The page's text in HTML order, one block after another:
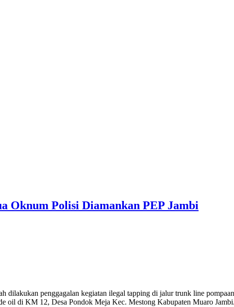
Oknum Polisi Diamankan PEP Jambi
dilakukan penggagalan kegiatan ilegal tapping di jalur trunk line
oil di KM 12, Desa Pondok Meja Kec. Mestong Kabupaten Muaro Jambi.